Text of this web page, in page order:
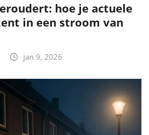
hoe je actuele
in een stroom van
jan 9, 2026